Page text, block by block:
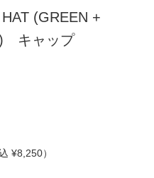
(GREEN +
キャップ
込 ¥8,250）